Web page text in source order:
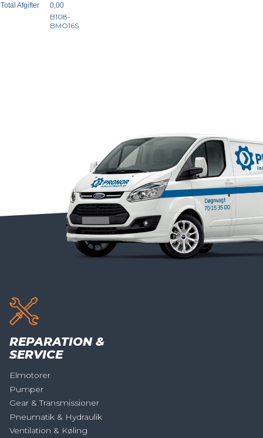
Total Afgifter
0,00
B108-
BMO16S
REPARATION &
SERVICE
Elmotorer
Pumper
Gear & Transmissioner
Pneumatik & Hydraulik
Ventilation & Køling